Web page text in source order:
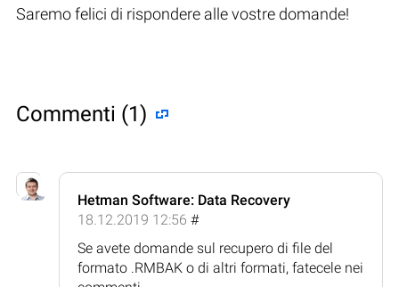
Saremo felici di rispondere alle vostre domande!
Commenti (1)
Hetman Software: Data Recovery
18.12.2019 12:56 #
Se avete domande sul recupero di file del
formato .RMBAK o di altri formati, fatecele nei